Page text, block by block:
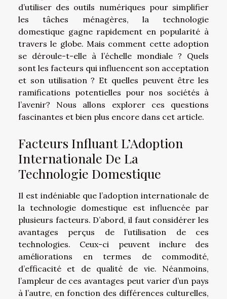
d’utiliser des outils numériques pour simplifier
les tâches ménagères, la technologie
domestique gagne rapidement en popularité à
travers le globe. Mais comment cette adoption
se déroule-t-elle à l’échelle mondiale ? Quels
sont les facteurs qui influencent son acceptation
et son utilisation ? Et quelles peuvent être les
ramifications potentielles pour nos sociétés à
l’avenir? Nous allons explorer ces questions
fascinantes et bien plus encore dans cet article.
Facteurs Influant L’Adoption
Internationale De La
Technologie Domestique
Il est indéniable que l’adoption internationale de
la technologie domestique est influencée par
plusieurs facteurs. D’abord, il faut considérer les
avantages perçus de l’utilisation de ces
technologies. Ceux-ci peuvent inclure des
améliorations en termes de commodité,
d’efficacité et de qualité de vie. Néanmoins,
l’ampleur de ces avantages peut varier d’un pays
à l’autre, en fonction des différences culturelles,